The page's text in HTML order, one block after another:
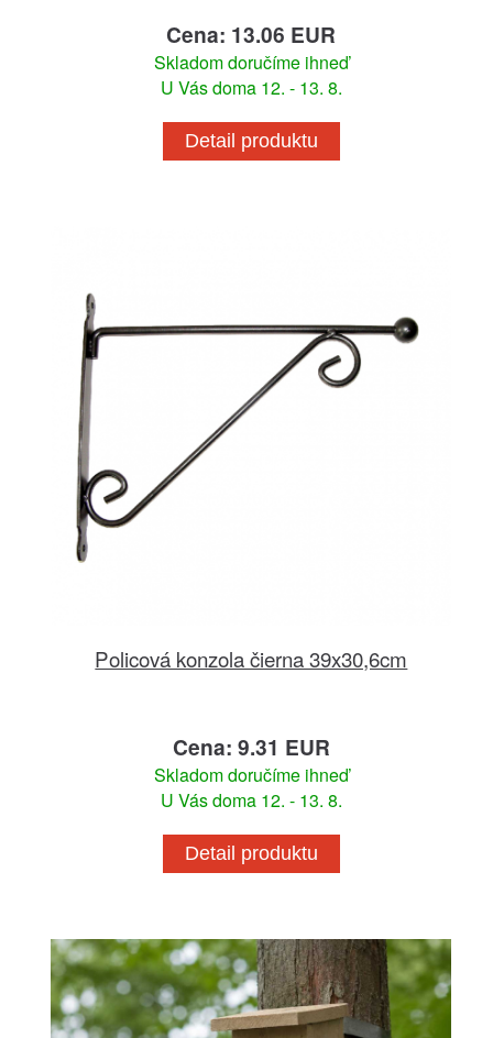
Cena: 13.06 EUR
Skladom doručíme ihneď
U Vás doma 12. - 13. 8.
Detail produktu
Policová konzola čierna 39x30,6cm
Cena: 9.31 EUR
Skladom doručíme ihneď
U Vás doma 12. - 13. 8.
Detail produktu